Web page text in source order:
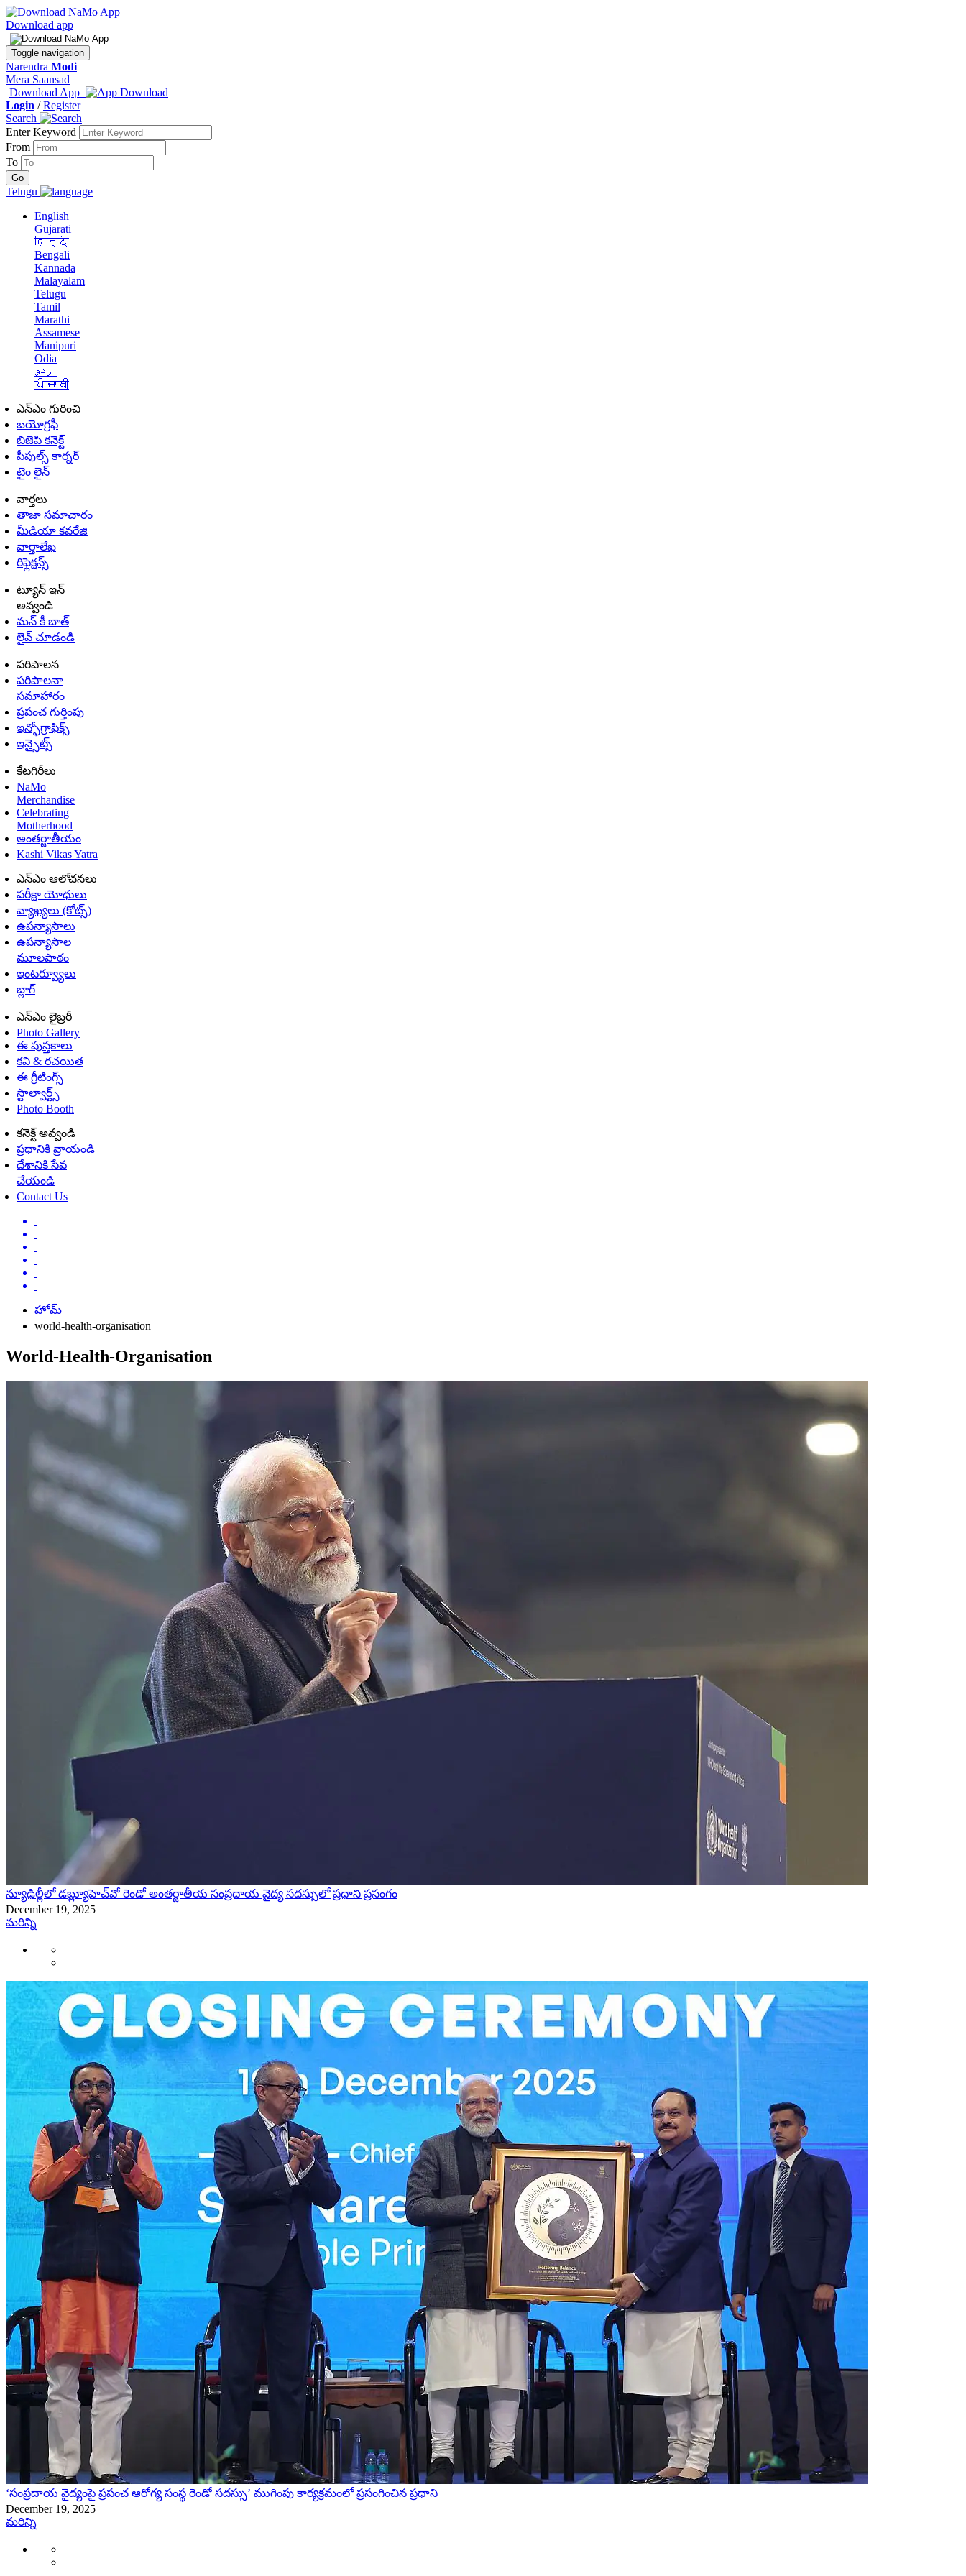
Download app
Toggle navigation
Narendra Modi
Mera Saansad
Download App
Login /Register
Search
Enter Keyword
From
To
Telugu
English
Gujarati
हिन्दी
Bengali
Kannada
Malayalam
Telugu
Tamil
Marathi
Assamese
Manipuri
Odia
اردو
ਪੰਜਾਬੀ
ఎన్ఎం గురించి
బయోగ్రఫీ
బిజెపి కనెక్ట్
పీపుల్స్ కార్నర్
టైం లైన్
వార్తలు
తాజా సమాచారం
మీడియా కవరేజి
వార్తాలేఖ
రిఫ్లెక్షన్స్
ట్యూన్ ఇన్
అవ్వండి
మన్ కీ బాత్
లైవ్ చూడండి
పరిపాలన
పరిపాలనా
సమాహారం
ప్రపంచ గుర్తింపు
ఇన్ఫోగ్రాఫిక్స్
ఇన్సైట్స్
కేటగిరీలు
NaMo
Merchandise
Celebrating
Motherhood
అంతర్జాతీయం
Kashi Vikas Yatra
ఎన్ఎం ఆలోచనలు
పరీక్షా యోధులు
వ్యాఖ్యలు (కోట్స్)
ఉపన్యాసాలు
ఉపన్యాసాల
మూలపాఠం
ఇంటర్వ్యూలు
బ్లాగ్
ఎన్ఎం లైబ్రరీ
Photo Gallery
ఈ పుస్తకాలు
కవి & రచయిత
ఈ గ్రీటింగ్స్
స్టాల్వార్ట్స్
Photo Booth
కనెక్ట్ అవ్వండి
ప్రధానికి వ్రాయండి
దేశానికి సేవ
చేయండి
Contact Us
హోమ్
world-health-organisation
World-Health-Organisation
న్యూఢిల్లీలో డబ్ల్యూహెచ్‌వో రెండో అంతర్జాతీయ సంప్రదాయ వైద్య సదస్సులో ప్రధాని ప్రసంగం
December 19, 2025
మరిన్ని
‘సంప్రదాయ వైద్యంపై ప్రపంచ ఆరోగ్య సంస్థ రెండో సదస్సు’ ముగింపు కార్యక్రమంలో ప్రసంగించిన ప్రధాని
December 19, 2025
మరిన్ని